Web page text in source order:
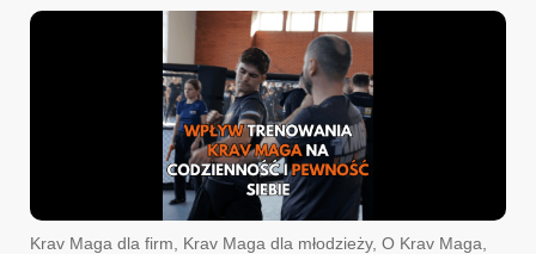
Krav Maga dla firm Krav Maga dla młodzieży, O Krav Maga